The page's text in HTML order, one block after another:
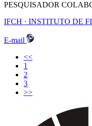
PESQUISADOR
IFCH · INSTITUTO DE
E-mail
<<
1
2
3
>>